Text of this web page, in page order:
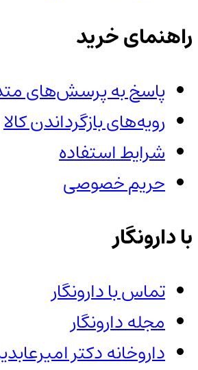
راهنمای خرید
پاسخ به پرسش‌های
رویه‌های بازگرداندن کالا
شرایط استفاده
حریم خصوصی
با دارونگار
تماس با دارونگار
مجله دارونگار
داروخانه دکتر